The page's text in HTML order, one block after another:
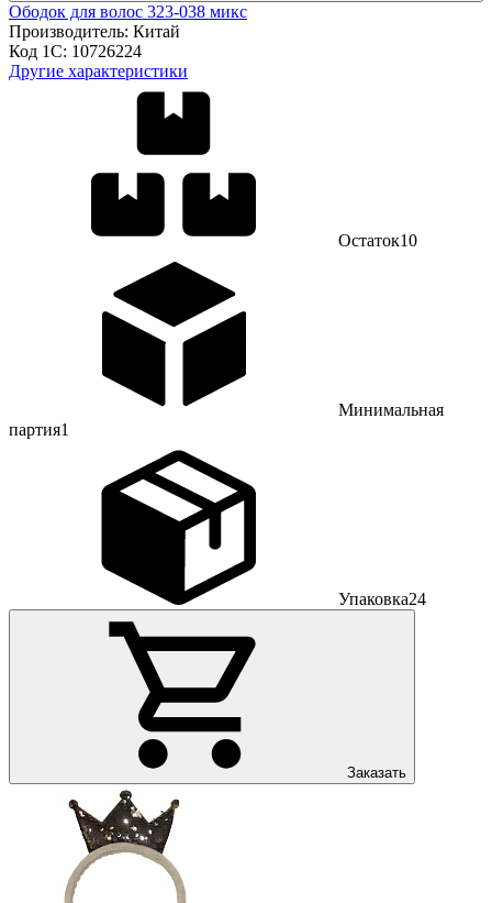
Ободок для волос 323-038 микс
Производитель: Китай
Код 1С: 10726224
Другие характеристики
Остаток10
Минимальная
партия1
Упаковка24
Заказать